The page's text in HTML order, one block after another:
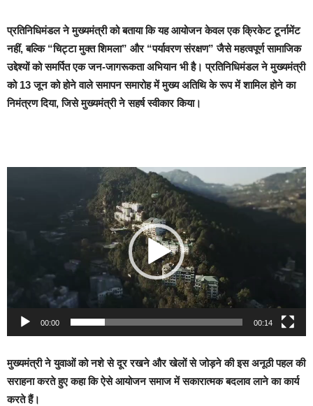
प्रतिनिधिमंडल ने मुख्यमंत्री को बताया कि यह आयोजन केवल एक क्रिकेट टूर्नामेंट
नहीं, बल्कि “चिट्टा मुक्त शिमला” और “पर्यावरण संरक्षण” जैसे महत्वपूर्ण सामाजिक
उद्देश्यों को समर्पित एक जन-जागरूकता अभियान भी है। प्रतिनिधिमंडल ने मुख्यमंत्री
को 13 जून को होने वाले समापन समारोह में मुख्य अतिथि के रूप में शामिल होने का
निमंत्रण दिया, जिसे मुख्यमंत्री ने सहर्ष स्वीकार किया।
00:00 00:14
मुख्यमंत्री ने युवाओं को नशे से दूर रखने और खेलों से जोड़ने की इस अनूठी पहल की
सराहना करते हुए कहा कि ऐसे आयोजन समाज में सकारात्मक बदलाव लाने का कार्य
करते हैं।